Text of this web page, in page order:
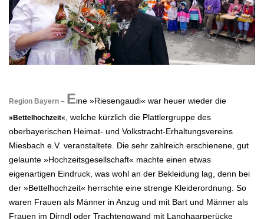
Region Bayern – Eine »Riesengaudi« war heuer wieder die
»Bettelhochzeit«, welche kürzlich die Plattlergruppe des
oberbayerischen Heimat- und Volkstracht-Erhaltungsvereins
Miesbach e.V. veranstaltete. Die sehr zahlreich erschienene, gut
gelaunte »Hochzeitsgesellschaft« machte einen etwas
eigenartigen Eindruck, was wohl an der Bekleidung lag, denn bei
der »Bettelhochzeit« herrschte eine strenge Kleiderordnung. So
waren Frauen als Männer in Anzug und mit Bart und Männer als
Frauen im Dirndl oder Trachtengwand mit Langhaarperücke